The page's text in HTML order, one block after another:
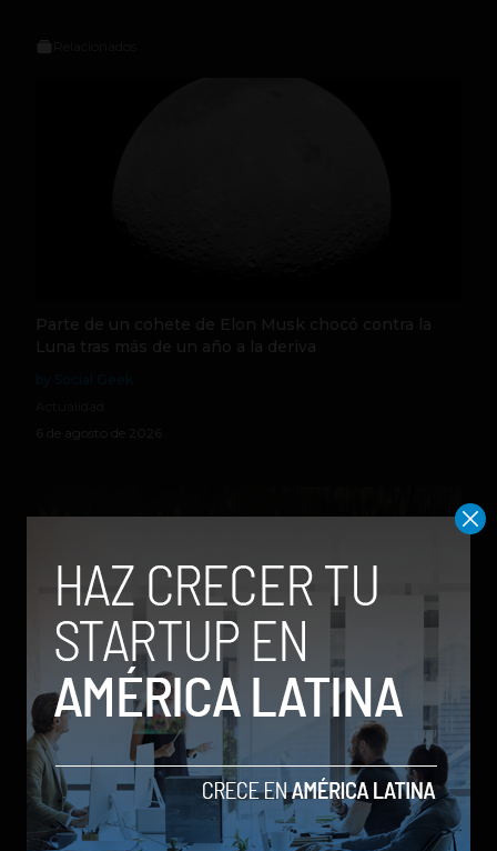
Parte de un cohete de Elon Musk chocó contra la
Luna tras más de un año a la deriva
6 de agosto de 2026
Qwen 3.8-Max, la nueva IA de Alibaba que desafía a
los modelos más poderosos
by Sergio Ramos
Actualidad
5 de agosto de 2026